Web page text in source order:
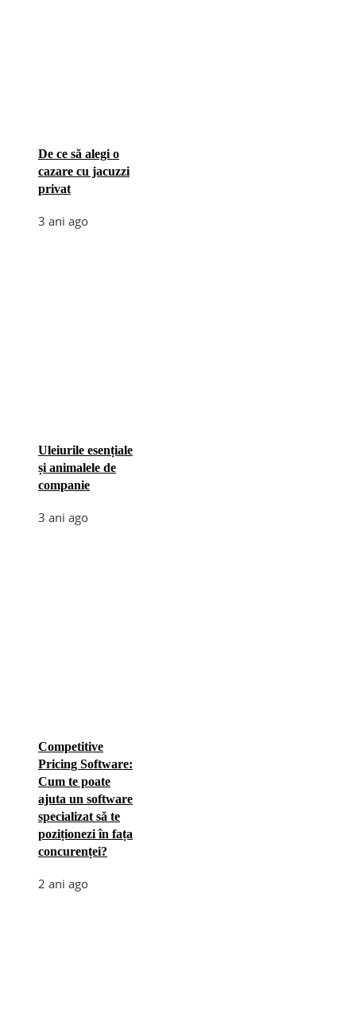
De ce să alegi o
cazare cu jacuzzi
privat
3 ani ago
Uleiurile esențiale
și animalele de
companie
3 ani ago
Competitive
Pricing Software:
Cum te poate
ajuta un software
specializat să te
poziționezi în fața
concurenței?
2 ani ago